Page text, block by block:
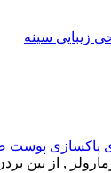
زیبایی سینه
پاکسازی پوست
, از بین